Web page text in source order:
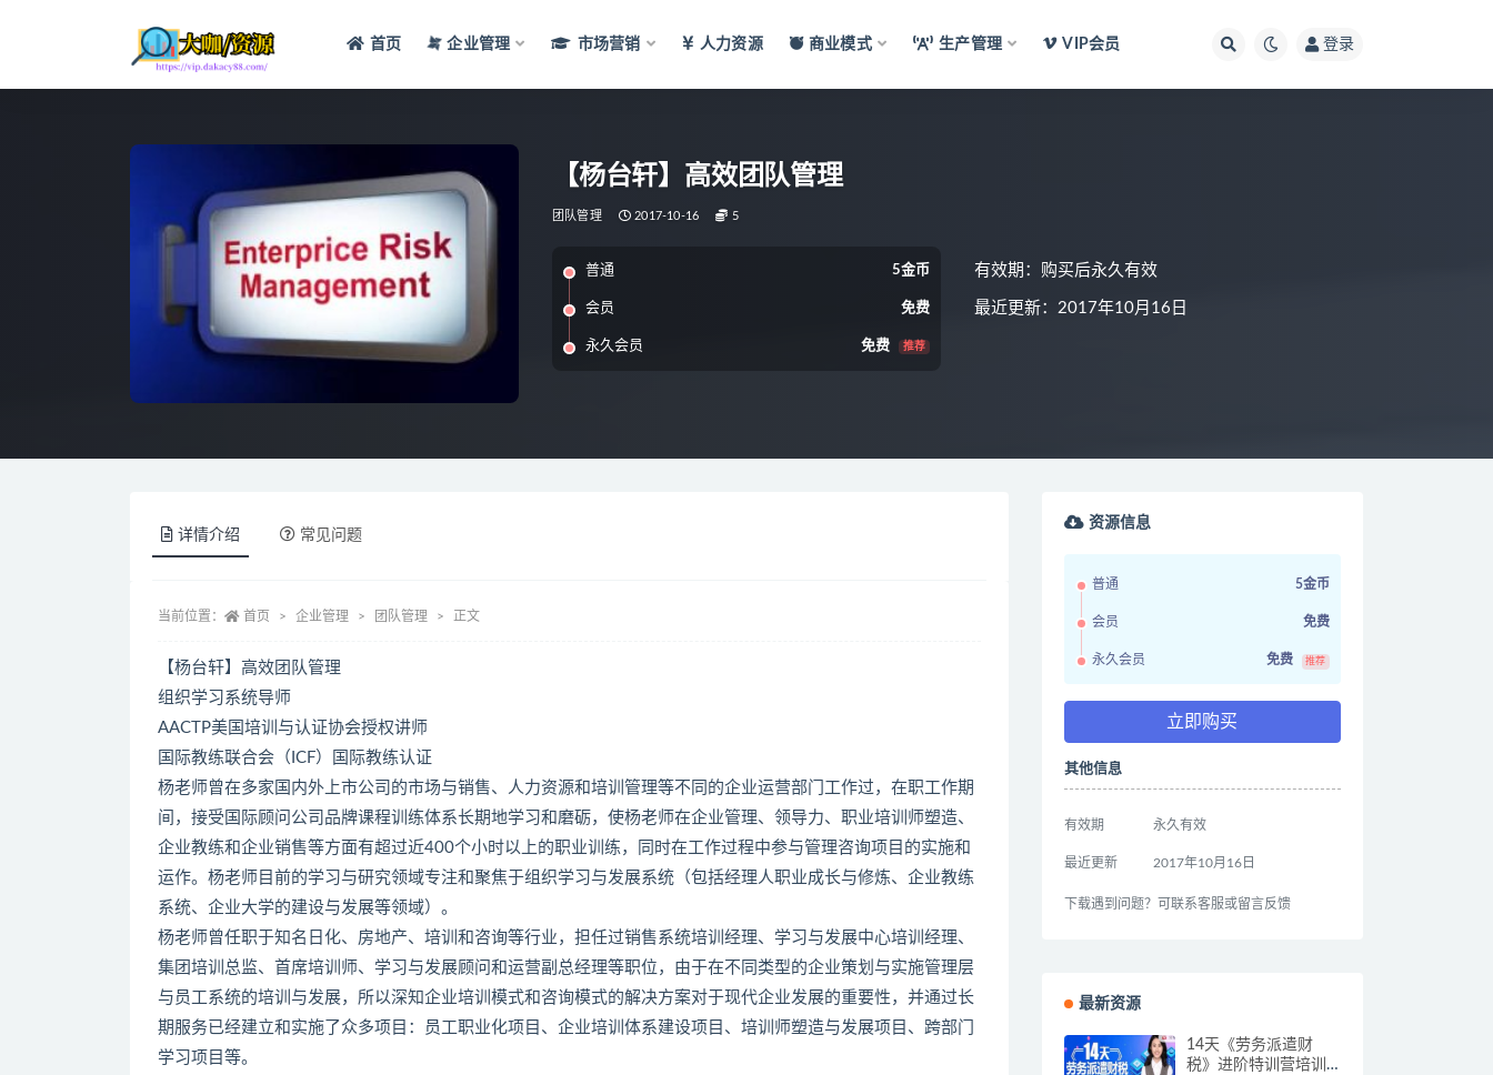
首页 企业管理 市场营销 人力资源 商业模式 生产管理 VIP会员 登录
【杨台轩】高效团队管理
团队管理 2017-10-16 5
普通 5金币
会员 免费
永久会员 免费 推荐
有效期：购买后永久有效
最近更新：2017年10月16日
详情介绍 常见问题
当前位置： 首页 企业管理 团队管理 正文
【杨台轩】高效团队管理
组织学习系统导师
AACTP美国培训与认证协会授权讲师
国际教练联合会（ICF）国际教练认证
杨老师曾在多家国内外上市公司的市场与销售、人力资源和培训管理等不同的企业运营部门工作过，在职工作期
间，接受国际顾问公司品牌课程训练体系长期地学习和磨砺，使杨老师在企业管理、领导力、职业培训师塑造、
企业教练和企业销售等方面有超过近400个小时以上的职业训练，同时在工作过程中参与管理咨询项目的实施和
运作。杨老师目前的学习与研究领域专注和聚焦于组织学习与发展系统（包括经理人职业成长与修炼、企业教练
系统、企业大学的建设与发展等领域）。
杨老师曾任职于知名日化、房地产、培训和咨询等行业，担任过销售系统培训经理、学习与发展中心培训经理、
集团培训总监、首席培训师、学习与发展顾问和运营副总经理等职位，由于在不同类型的企业策划与实施管理层
与员工系统的培训与发展，所以深知企业培训模式和咨询模式的解决方案对于现代企业发展的重要性，并通过长
期服务已经建立和实施了众多项目：员工职业化项目、企业培训体系建设项目、培训师塑造与发展项目、跨部门
学习项目等。
资源信息
普通 5金币
会员 免费
永久会员 免费 推荐
立即购买
其他信息
有效期 永久有效
最近更新 2017年10月16日
下载遇到问题？可联系客服或留言反馈
最新资源
14天《劳务派遣财
税》进阶特训营培训